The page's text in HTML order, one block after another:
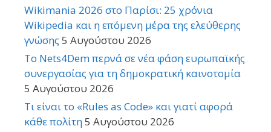
Wikimania 2026 στο Παρίσι: 25 χρόνια
Wikipedia και η επόμενη μέρα της ελεύθερης
γνώσης 5 Αυγούστου 2026
Το Nets4Dem περνά σε νέα φάση ευρωπαϊκής
συνεργασίας για τη δημοκρατική καινοτομία
5 Αυγούστου 2026
Τι είναι το «Rules as Code» και γιατί αφορά
κάθε πολίτη5 Αυγούστου 2026